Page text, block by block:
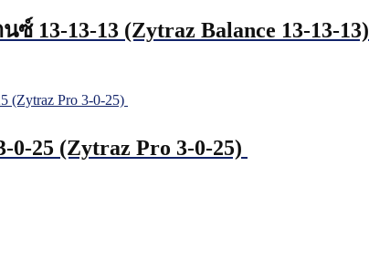
ซ์ 13-13-13 (Zytraz Balance 13-13-13)
0-25 (Zytraz Pro 3-0-25)